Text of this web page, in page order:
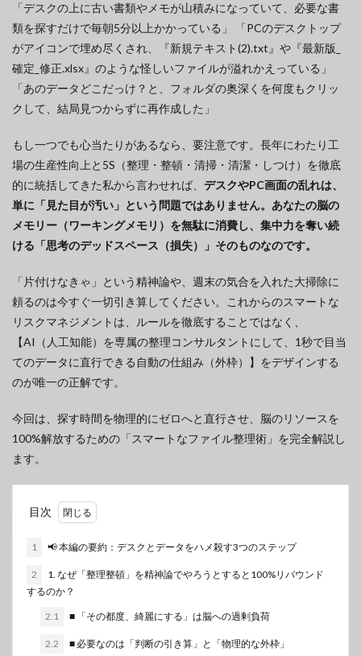
「デスクの上に古い書類やメモが山積みになっていて、必要な書
類を探すだけで毎朝5分以上かかっている」 「PCのデスクトップ
がアイコンで埋め尽くされ、『新規テキスト(2).txt』や『最新版_
確定_修正.xlsx』のような怪しいファイルが溢れかえっている」
「あのデータどこだっけ？と、フォルダの奥深くを何度もクリッ
クして、結局見つからずに再作成した」
もし一つでも心当たりがあるなら、要注意です。長年にわたり工
場の生産性向上と5S（整理・整頓・清掃・清潔・しつけ）を徹底
的に統括してきた私から言わせれば、 デスクやPC画面の乱れは、
単に「見た目が汚い」という問題ではありません。あなたの脳の
メモリー（ワーキングメモリ）を無駄に消費し、集中力を奪い続
ける「思考のデッドスペース（損失）」そのものなのです。
「片付けなきゃ」という精神論や、週末の気合を入れた大掃除に
頼るのは今すぐ一切引き算してください。これからのスマートな
リスクマネジメントは、ルールを徹底することではなく、
【AI（人工知能）を専属の整理コンサルタントにして、1秒で目当
てのデータに直行できる自動の仕組み（外枠）】をデザインする
のが唯一の正解です。
今回は、探す時間を物理的にゼロへと直行させ、脳のリソースを
100%解放するための「スマートなファイル整理術」を完全解説し
ます。
目次
1 📢 本編の要約：デスクとデータをハメ殺す3つのステップ
2
1. なぜ「整理整頓」を精神論でやろうとすると100%リバウンド
するのか？
2.1 ■ 「その都度、綺麗にする」は脳への過剰負荷
2.2 ■ 必要なのは「判断の引き算」と「物理的な外枠」